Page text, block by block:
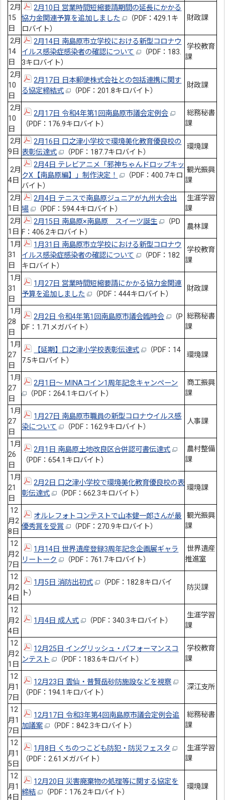
2月
15
日
2月10日 営業時間短縮要請期間の延長にかかる
協力金関連予算を追加しました
（PDF：429.1キ
ロバイト）
財政課
2月
14
日
2月14日 南島原市立学校における新型コロナウ
イルス感染症感染者の確認について
（PDF：183.
3キロバイト）
学校教育
課
2月
10
日
2月17日 日本郵便株式会社との包括連携に関す
る協定締結式
（PDF：201.8キロバイト）
財政課
2月
10
日
2月17日 令和4年第1回南島原市議会定例会
（PDF：176.9キロバイト）
総務秘書
課
2月
9日
2月16日 口之津小学校で環境美化教育優良校の
表彰伝達式
（PDF：187.7キロバイト）
環境課
2月
4日
2月4日 テレビアニメ「邪神ちゃんドロップキッ
クX【南島原編】」制作決定！
（PDF：400.7キロ
バイト）
観光振興
課
2月
1日
2月4日 テニスで南島原ジュニアが九州大会出
場
（PDF：594.4キロバイト）
生涯学習
課
2月
1日
2月15日 南島原×南島原 スイーツ誕生
（PD
F：406.2キロバイト）
農林課
1月
31
日
1月31日 南島原市立学校における新型コロナウ
イルス感染症感染者の確認について
（PDF：182
キロバイト）
学校教育
課
1月
31
日
1月27日 営業時間短縮要請にかかる協力金関連
予算を追加しました
（PDF：444キロバイト）
財政課
1月
28
日
2月2日 令和4年第1回南島原市議会臨時会
（P
DF：1.71メガバイト）
総務秘書
課
1月
27
日
【延期】口之津小学校表彰伝達式
（PDF：14
7.5キロバイト）
環境課
1月
27
日
2月1日～ MINAコイン1周年記念キャンペーン
（PDF：264.1キロバイト）
商工振興
課
1月
27
日
1月27日 南島原市職員の新型コロナウイルス感
染について
（PDF：162.9キロバイト）
人事課
1月
26
日
2月1日 南島原土地改良区合併認可書伝達式
（PDF：654.1キロバイト）
農村整備
課
1月
21
日
2月2日 口之津小学校で環境美化教育優良校の表
彰伝達式
（PDF：662.3キロバイト）
環境課
12
月2
8日
オルレフォトコンテストで山本健一郎さんが最
優秀賞を受賞
（PDF：270.9キロバイト）
観光振興
課
12
月2
7日
1月14日 世界遺産登録3周年記念企画展ギャラ
リートーク
（PDF：761.7キロバイト）
世界遺産
推進室
12
月2
4日
1月5日 消防出初式
（PDF：182.8キロバイ
ト）
防災課
12
月2
4日
1月4日 成人式 （PDF：340.3キロバイト）
生涯学習
課
12
月2
1日
12月25日 イングリッシュ・パフォーマンスコ
ンテスト
（PDF：183.6キロバイト）
学校教育
課
12
月1
7日
12月23日 雲仙・普賢岳砂防施設などを視察
（PDF：194.1キロバイト）
深江支所
12
月1
7日
12月17日 令和3年第4回南島原市議会定例会追
加議案
（PDF：842.3キロバイト）
総務秘書
課
12
月1
5日
1月8日 くちのつこども防犯・防災フェスタ
（PDF：2.61メガバイト）
生涯学習
課
12
月1
4日
12月20日 災害廃棄物の処理等に関する協定を
締結
（PDF：176.2キロバイト）
環境課